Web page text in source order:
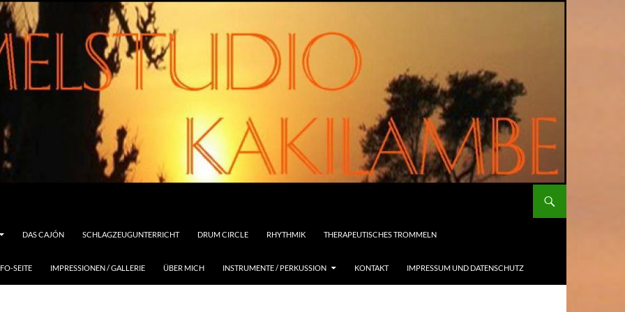
DAS CAJÓN SCHLAGZEUGUNTERRICHT DRUM CIRCLE RHYTHMIK THERAPEUTISCHES TROMMELN
SEITE IMPRESSIONEN / GALLERIE ÜBER MICH INSTRUMENTE / PERKUSSION KONTAKT IMPRESSUM UND DATENSCHUTZ